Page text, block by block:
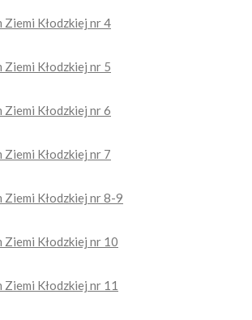
Kłodzkiej nr 4
Kłodzkiej nr 5
Kłodzkiej nr 6
Kłodzkiej nr 7
Ziemi Kłodzkiej nr 8-9
Kłodzkiej nr 10
Kłodzkiej nr 11